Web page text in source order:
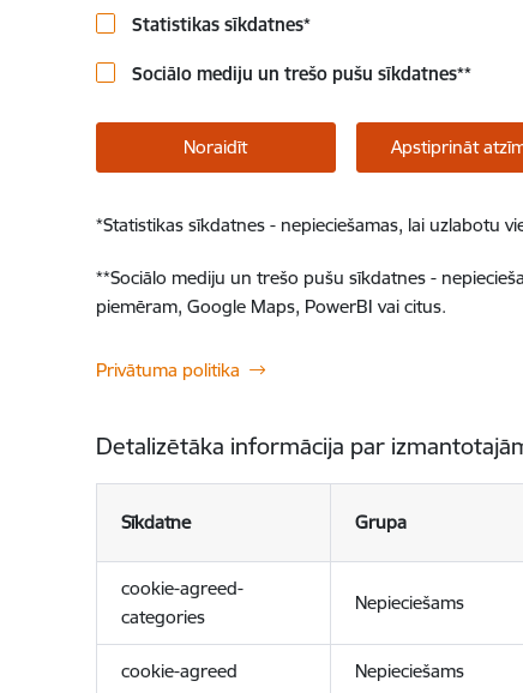
Statistikas sīkdatnes*
Sociālo mediju un trešo pušu sīkdatnes**
Noraidīt Apstiprināt
*Statistikas sīkdatnes - nepieciešamas, lai uzlabotu
**Sociālo mediju un trešo pušu sīkdatnes -
piemēram, Google Maps, PowerBI vai citus.
Privātuma politika
Detalizētāka informācija par
Sīkdatne Grupa
cookie-agreed-
categories
Nepieciešams
cookie-agreed Nepieciešams